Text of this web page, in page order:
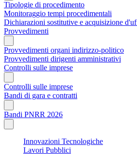
Tipologie di procedimento
Monitoraggio tempi procedimentali
Dichiarazioni sostitutive e acquisizione
Provvedimenti
Provvedimenti organi indirizzo-politico
Provvedimenti dirigenti amministrativi
Controlli sulle imprese
Controlli sulle imprese
Bandi di gara e contratti
Bandi PNRR 2026
Innovazioni Tecnologiche
Lavori Pubblici